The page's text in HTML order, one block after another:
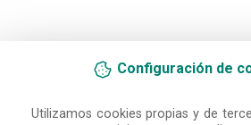
Configuración de
Utilizamos cookies propias y de